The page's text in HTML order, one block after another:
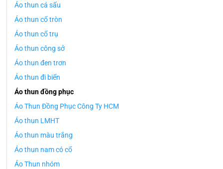
Áo thun cá sấu
Áo thun cổ tròn
Áo thun cổ trụ
Áo thun công sở
Áo thun đen trơn
Áo thun đi biển
Áo thun đồng phục
Áo Thun Đồng Phục Công Ty HCM
Áo thun LMHT
Áo thun màu trắng
Áo thun nam có cổ
Áo Thun nhóm